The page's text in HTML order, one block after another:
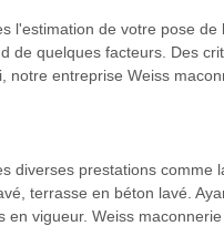
l'estimation de votre pose
de quelques facteurs. Des
entreprise Weiss
diverses prestations comme
terrasse en béton lavé.
vigueur. Weiss